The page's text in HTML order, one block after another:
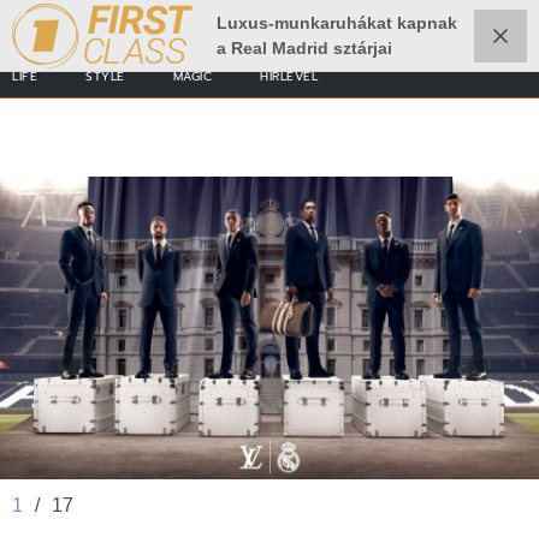
LIFE STYLE MAGIC HÍRLEVÉL
Luxus-munkaruhákat kapnak
a Real Madrid sztárjai
1 / 17